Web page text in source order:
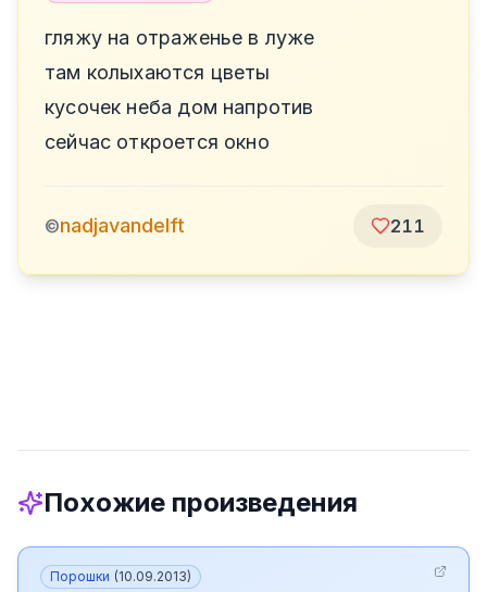
гляжу на отраженье в луже
там колыхаются цветы
кусочек неба дом напротив
сейчас откроется окно
©nadjavandelft 211
Похожие произведения
Порошки (10.09.2013)